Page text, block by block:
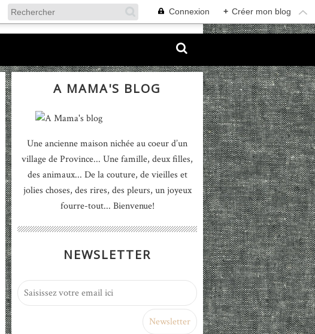
Connexion + Créer mon blog
A MAMA'S BLOG
Une ancienne maison nichée au coeur d’un
village de Province... Une famille, deux filles,
des animaux... De la couture, de vieilles et
jolies choses, des rires, des pleurs, un joyeux
fourre-tout... Bienvenue!
NEWSLETTER